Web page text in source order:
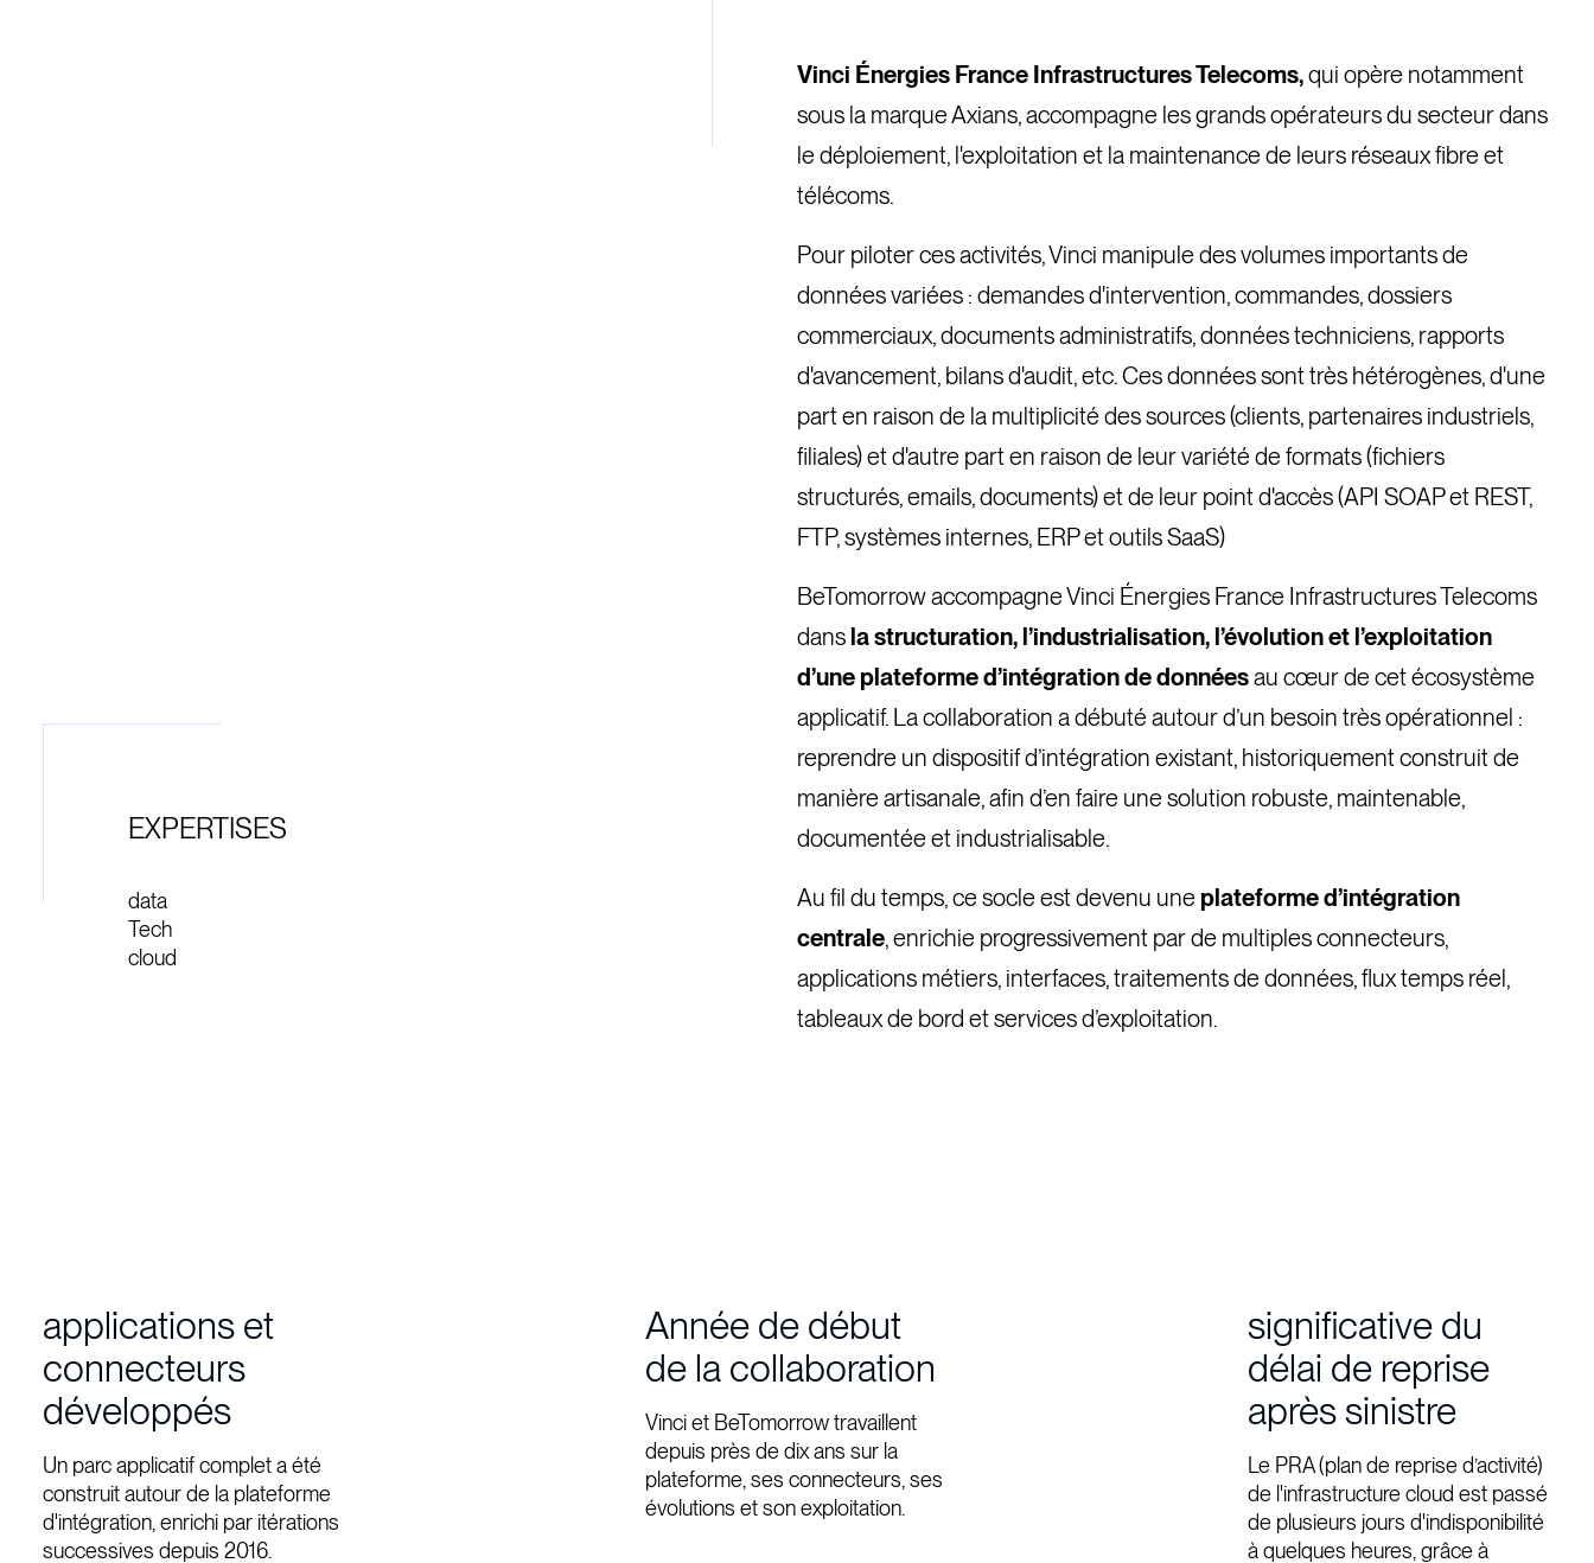
EXPERTISES
data
Tech
cloud
Vinci Énergies France Infrastructures Telecoms,qui opère notamment
sous la marque Axians, accompagne les grands opérateurs du secteur dans
le déploiement, l'exploitation et la maintenance de leurs réseaux fibre et
télécoms.
Pour piloter ces activités, Vinci manipule des volumes importants de
données variées : demandes d'intervention, commandes, dossiers
commerciaux, documents administratifs, données techniciens, rapports
d'avancement, bilans d'audit, etc. Ces données sont très hétérogènes, d'une
part en raison de la multiplicité des sources (clients, partenaires industriels,
filiales) et d'autre part en raison de leur variété de formats (fichiers
structurés, emails, documents) et de leur point d'accès (API SOAP et REST,
FTP, systèmes internes, ERP et outils SaaS)
BeTomorrow accompagne Vinci Énergies France Infrastructures Telecoms
dans lastructuration, l’industrialisation, l’évolution et l’exploitation
d’une plateforme d’intégration de donnéesau cœur de cet écosystème
applicatif. La collaboration a débuté autour d’un besoin très opérationnel :
reprendre un dispositif d’intégration existant, historiquement construit de
manière artisanale, afin d’en faire une solution robuste, maintenable,
documentée et industrialisable.
Au fil du temps, ce socle est devenu une plateforme d’intégration
centrale, enrichie progressivement par de multiples connecteurs,
applications métiers, interfaces, traitements de données, flux temps réel,
tableaux de bord et services d’exploitation.
applications et
connecteurs
développés
Un parc applicatif complet a été
construit autour de la plateforme
d'intégration, enrichi par itérations
successives depuis 2016.
Année de début
de la collaboration
Vinci et BeTomorrow travaillent
depuis près de dix ans sur la
plateforme, ses connecteurs, ses
évolutions et son exploitation.
significative du
délai de reprise
après sinistre
Le PRA (plan de reprise d’activité)
de l'infrastructure cloud est passé
de plusieurs jours d'indisponibilité
à quelques heures, grâce à